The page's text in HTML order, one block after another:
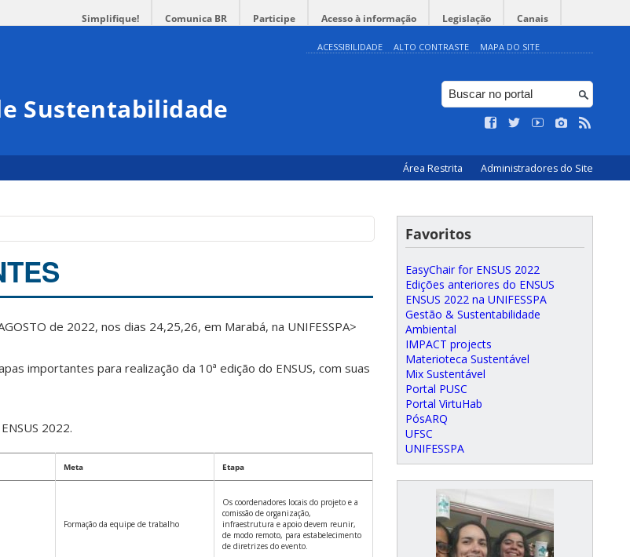
Simplifique! Comunica BR Participe Acesso à informação Legislação Canais
ACESSIBILIDADE ALTO CONTRASTE MAPA DO SITE
Sustentabilidade
Área Restrita Administradores do Site
de 2022, nos dias 24,25,26, em Marabá, na UNIFESSPA>
importantes para realização da 10ª edição do ENSUS, com suas
2022.
Meta Etapa
Formação da equipe de trabalho
Os coordenadores locais do projeto e a
comissão de organização,
infraestrutura e apoio devem reunir,
de modo remoto, para estabelecimento
de diretrizes do evento.
Favoritos
EasyChair for ENSUS 2022
Edições anteriores do ENSUS
ENSUS 2022 na UNIFESSPA
Gestão & Sustentabilidade
Ambiental
IMPACT projects
Materioteca Sustentável
Mix Sustentável
Portal PUSC
Portal VirtuHab
PósARQ
UFSC
UNIFESSPA